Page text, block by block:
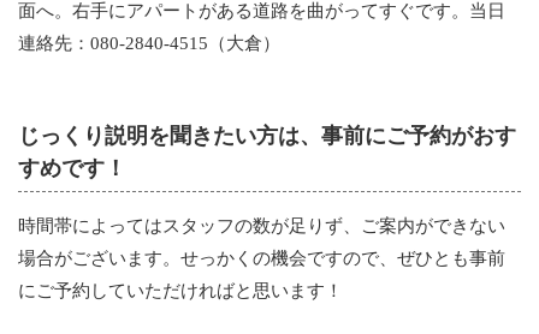
面へ。右手にアパートがある道路を曲がってすぐです。当日
連絡先：080-2840-4515（大倉）
じっくり説明を聞きたい方は、事前にご予約がおす
すめです！
時間帯によってはスタッフの数が足りず、ご案内ができない
場合がございます。せっかくの機会ですので、ぜひとも事前
にご予約していただければと思います！